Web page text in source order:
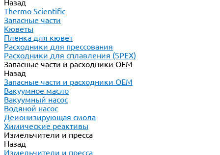
Назад
Thermo Scientific
Запасные части
Кюветы
Пленка для кювет
Расходники для прессования
Расходники для сплавления (SPEX)
Запасные части и расходники ОЕМ
Назад
Запасные части и расходники ОЕМ
Вакуумное масло
Вакуумный насос
Водяной насос
Деионизирующая смола
Химические реактивы
Измельчители и пресса
Назад
Измельчители и пресса